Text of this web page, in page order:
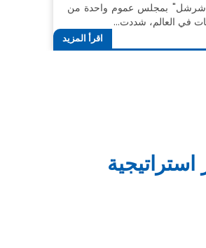
بمجلس عموم واحدة من
في العالم، شددت…
اقرأ المزيد
استراتيجية